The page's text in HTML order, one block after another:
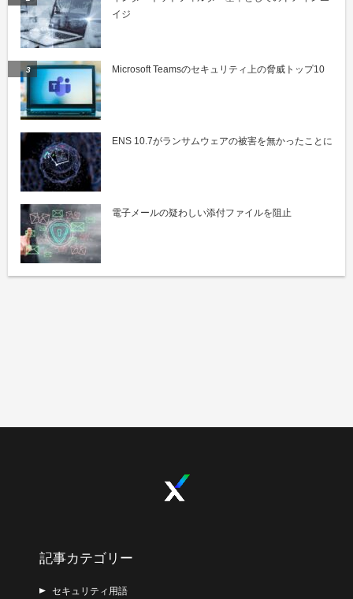
イジ
Microsoft Teamsのセキュリティ上の脅威トップ10
ENS 10.7がランサムウェアの被害を無かったことに
電子メールの疑わしい添付ファイルを阻止
記事カテゴリー
セキュリティ用語